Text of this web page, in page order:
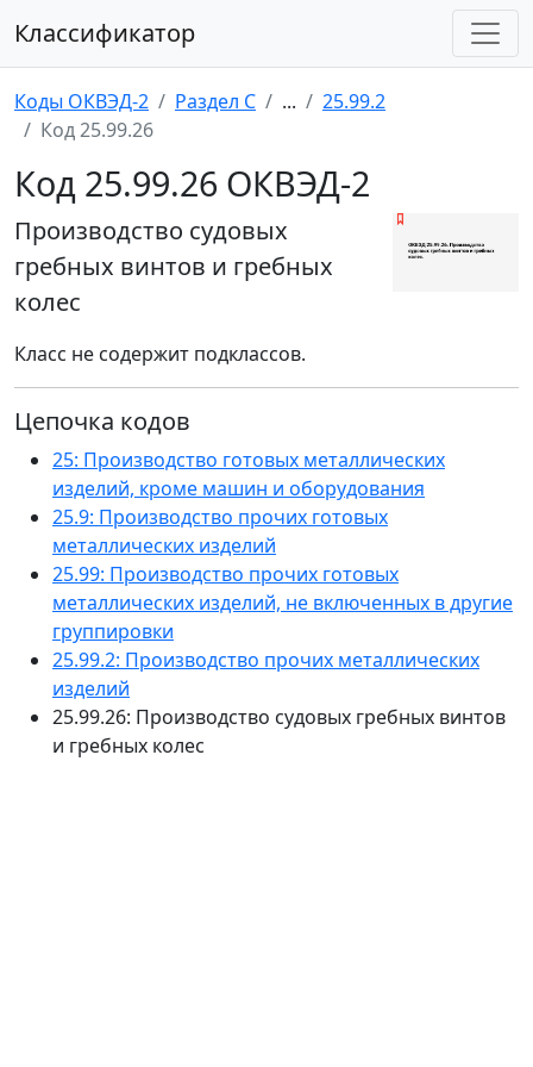
Классификатор
Коды ОКВЭД-2 Раздел C ...
25.99.2
Код 25.99.26
Код 25.99.26 ОКВЭД-2
Производство судовых
гребных винтов и гребных
колес
Класс не содержит подклассов.
Цепочка кодов
25: Производство готовых металлических
изделий, кроме машин и оборудования
25.9: Производство прочих готовых
металлических изделий
25.99: Производство прочих готовых
металлических изделий, не включенных в другие
группировки
25.99.2: Производство прочих металлических
изделий
25.99.26: Производство судовых гребных винтов
и гребных колес